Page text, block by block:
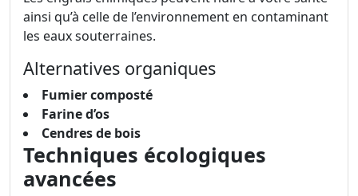
ainsi qu’à celle de l’environnement en contaminant
les eaux souterraines.
Alternatives organiques
Fumier composté
Farine d’os
Cendres de bois
Techniques écologiques
avancées